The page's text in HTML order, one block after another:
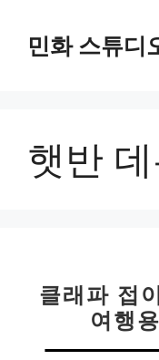
민화 스튜디
햇반
클래파 접
여행